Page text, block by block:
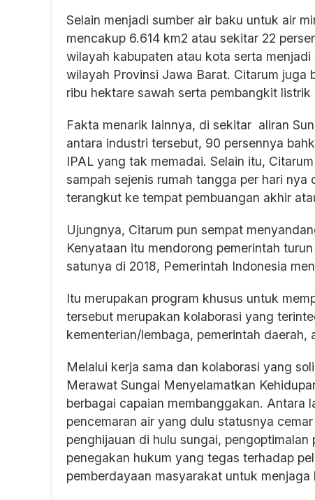
Selain menjadi sumber air baku untuk air
mencakup 6.614 km2 atau sekitar 22
wilayah kabupaten atau kota serta
wilayah Provinsi Jawa Barat. Citarum juga
ribu hektare sawah serta pembangkit
Fakta menarik lainnya, di sekitar aliran
antara industri tersebut, 90 persennya
IPAL yang tak memadai. Selain itu,
sampah sejenis rumah tangga per hari
terangkut ke tempat pembuangan akhir
Ujungnya, Citarum pun sempat
Kenyataan itu mendorong pemerintah
satunya di 2018, Pemerintah Indonesia
Itu merupakan program khusus untuk
tersebut merupakan kolaborasi yang
kementerian/lembaga, pemerintah
Melalui kerja sama dan kolaborasi yang
Merawat Sungai Menyelamatkan
berbagai capaian membanggakan. Antara
pencemaran air yang dulu statusnya
penghijauan di hulu sungai,
penegakan hukum yang tegas terhadap
pemberdayaan masyarakat untuk menjaga